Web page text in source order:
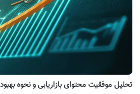
تحلیل موفقیت محتوای بازاریابی و نحوه